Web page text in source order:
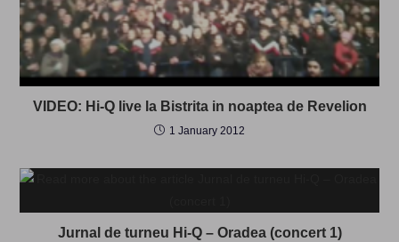
VIDEO: Hi-Q live la Bistrita in noaptea de Revelion
1 January 2012
Jurnal de turneu Hi-Q – Oradea (concert 1)